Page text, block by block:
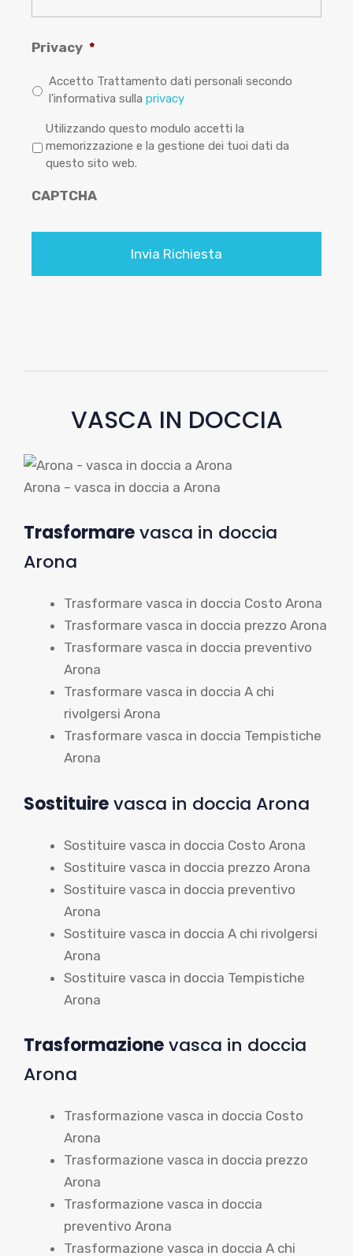
Privacy *
Accetto Trattamento dati personali secondo
l'informativa sulla privacy
r
a
y
Utilizzando questo modulo accetti la
memorizzazione e la gestione dei tuoi dati da
questo sito web.
CAPTCHA
VASCA IN DOCCIA
Arona – vasca in doccia a Arona
Trasformarevasca in doccia
Arona
Trasformare vasca in doccia Costo Arona
Trasformare vasca in doccia prezzo Arona
Trasformare vasca in doccia preventivo
Arona
Trasformare vasca in doccia A chi
rivolgersi Arona
Trasformare vasca in doccia Tempistiche
Arona
Sostituirevasca in doccia Arona
Sostituire vasca in doccia Costo Arona
Sostituire vasca in doccia prezzo Arona
Sostituire vasca in doccia preventivo
Arona
Sostituire vasca in doccia A chi rivolgersi
Arona
Sostituire vasca in doccia Tempistiche
Arona
Trasformazionevasca in doccia
Arona
Trasformazione vasca in doccia Costo
Arona
Trasformazione vasca in doccia prezzo
Arona
Trasformazione vasca in doccia
preventivo Arona
Trasformazione vasca in doccia A chi